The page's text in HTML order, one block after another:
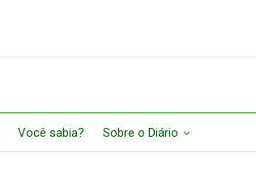
Você sabia? Sobre o Diário